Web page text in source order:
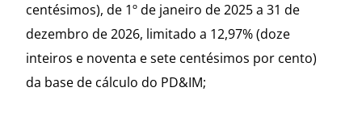
centésimos), de 1º de janeiro de 2025 a 31 de
dezembro de 2026, limitado a 12,97% (doze
inteiros e noventa e sete centésimos por cento)
da base de cálculo do PD&IM;